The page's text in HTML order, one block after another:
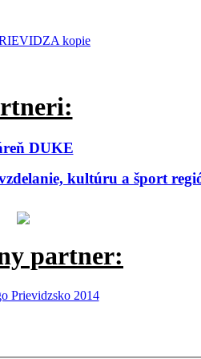
DUKE
kultúru a šport
partner: